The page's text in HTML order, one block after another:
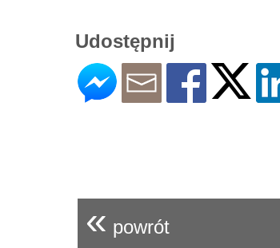
Udostępnij
« powrót